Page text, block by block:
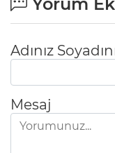
Adınız
Mesaj